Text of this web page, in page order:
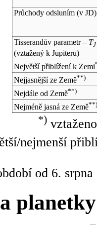
Průchody odsluním (v JD)
Tisserandův parametr – TJ
(vztažený k Jupiteru)
Největší přiblížení k Zemi
Nejjasnější ze Země**)
Nejdále od Země**)
Nejméně jasná ze Země**)
*)
nejmenší
od 6.